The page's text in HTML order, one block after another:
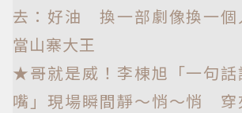
去：好油 換一部劇像換一個
當山寨大王
★哥就是威！李棟旭「一句話
嘴」現場瞬間靜～悄～悄 穿